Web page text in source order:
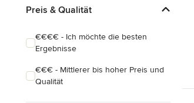
Preis & Qualität
€€€€ - Ich möchte die besten
Ergebnisse
€€€ - Mittlerer bis hoher Preis und
Qualität